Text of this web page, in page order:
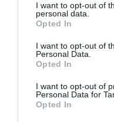
not limited to your visit
grant or deny consent to
use your data for below
consent section.
I want to opt-out of
personal data.
Opted In
I want to opt-out of
Personal Data.
Opted In
I want to opt-out of
Personal Data for
Opted In
Olvasd el ezt is!
Ezért fontos a jó
Ezért veszélyes
Segít a
életmód egészség